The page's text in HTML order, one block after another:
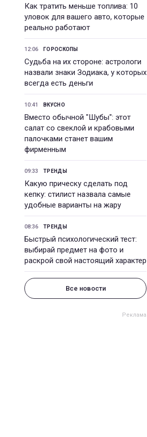
Как тратить меньше топлива: 10
уловок для вашего авто, которые
реально работают
12:06 ГОРОСКОПЫ
Судьба на их стороне: астрологи
назвали знаки Зодиака, у которых
всегда есть деньги
10:41 ВКУСНО
Вместо обычной "Шубы": этот
салат со свеклой и крабовыми
палочками станет вашим
фирменным
09:33 ТРЕНДЫ
Какую прическу сделать под
кепку: стилист назвала самые
удобные варианты на жару
08:36 ТРЕНДЫ
Быстрый психологический тест:
выбирай предмет на фото и
раскрой свой настоящий характер
Все новости